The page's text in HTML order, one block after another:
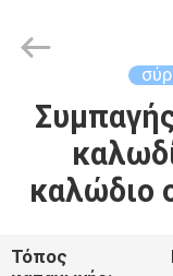
ΣΠΊΤΙ
ΠΡΟΪΌΝΤΑ
ΒΊΝΤΕΟ
and
Mechanical
Reserved.
καλώδιο
Τόπος